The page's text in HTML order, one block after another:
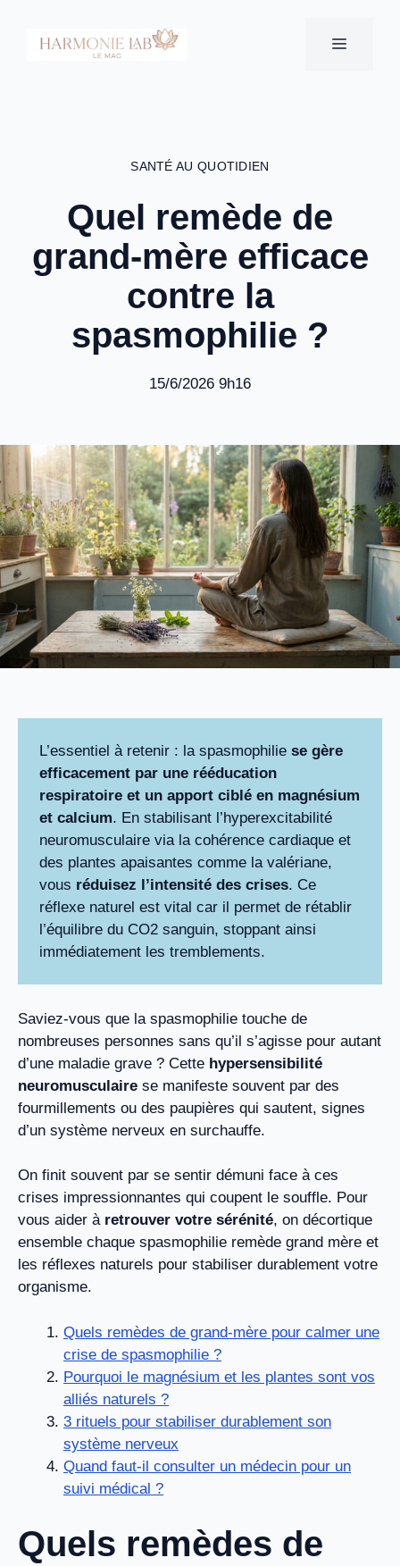
contenu
MENU
SANTÉ AU QUOTIDIEN
Quel remède de
grand-mère efficace
contre la
spasmophilie ?
15/6/2026 9h16
L’essentiel à retenir : la spasmophilie se gère
efficacement par une rééducation
respiratoire et un apport ciblé en magnésium
et calcium. En stabilisant l’hyperexcitabilité
neuromusculaire via la cohérence cardiaque et
des plantes apaisantes comme la valériane,
vous réduisez l’intensité des crises. Ce
réflexe naturel est vital car il permet de rétablir
l’équilibre du CO2 sanguin, stoppant ainsi
immédiatement les tremblements.
Saviez-vous que la spasmophilie touche de
nombreuses personnes sans qu’il s’agisse pour autant
d’une maladie grave ? Cette hypersensibilité
neuromusculaire se manifeste souvent par des
fourmillements ou des paupières qui sautent, signes
d’un système nerveux en surchauffe.
On finit souvent par se sentir démuni face à ces
crises impressionnantes qui coupent le souffle. Pour
vous aider à retrouver votre sérénité, on décortique
ensemble chaque spasmophilie remède grand mère et
les réflexes naturels pour stabiliser durablement votre
organisme.
Quels remèdes de grand-mère pour calmer une
crise de spasmophilie ?
Pourquoi le magnésium et les plantes sont vos
alliés naturels ?
3 rituels pour stabiliser durablement son
système nerveux
Quand faut-il consulter un médecin pour un
suivi médical ?
Quels remèdes de